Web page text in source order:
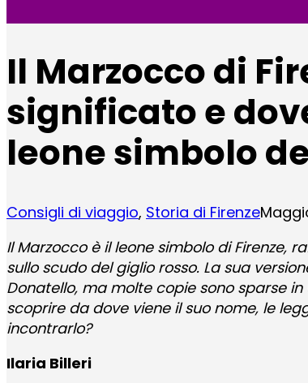
Il Marzocco di
significato e
leone simbolo
Consigli di viaggio, Storia di Firenze
Il Marzocco è il leone simbolo di Firenze,
sullo scudo del giglio rosso. La sua
Donatello, ma molte copie sono sparse
scoprire da dove viene il suo nome, le
incontrarlo?
Ilaria Billeri